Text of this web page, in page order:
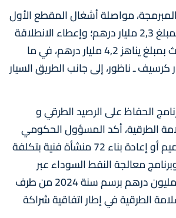
مواصلة أشغال المقطع الأول
على طول 27 كلم بمبلغ 2,3 مليار درهم؛ وإعطاء الانطلاقة
للشطر الثاني و الثالث بمبلغ يناهز 4,2 مليار درهم، في ما
ـ ناظور، إلى جانب الطريق السيار
الحفاظ على الرصيد الطرقي و
الطرقية، أكد المسؤول الحكومي
أنه سيتم إصلاح وترميم أو إعادة بناء 72 منشأة فنية بتكلفة
وبرنامج معالجة النقط السوداء عبر
تخصيص مبلغ 285 مليون درهم برسم سنة 2024 من طرف
الطرقية في إطار اتفاقية شراكة